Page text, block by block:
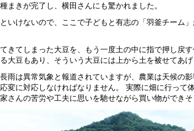
まきが完了し、横田さんにも驚かれました。
いけないので、ここで子どもと有志の「羽釜チーム
きてしまった大豆を、もう一度土の中に指で押し戻
大豆もあり、そういう大豆には上から土を被せてあ
雨は異常気象と報道されていますが、農業は天候の
変に対応しなければなりません。 実際に畑に行って
さんの苦労や工夫に思いを馳せながら買い物ができ